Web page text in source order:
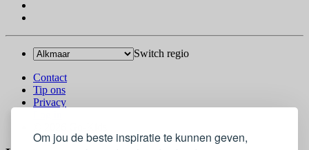
Om jou de beste inspiratie te kunnen geven,
Switch regio
Contact
Tip ons
Privacy